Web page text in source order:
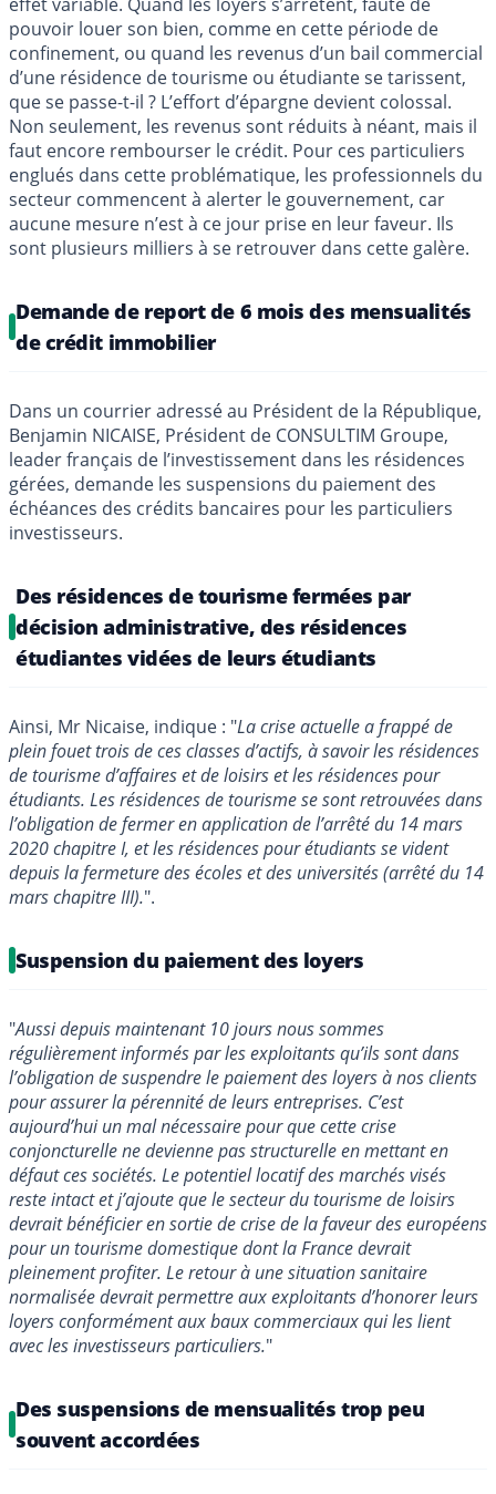
pouvoir louer son bien, comme en cette période de
confinement, ou quand les revenus d’un bail commercial
d’une résidence de tourisme ou étudiante se tarissent,
que se passe-t-il ? L’effort d’épargne devient colossal.
Non seulement, les revenus sont réduits à néant, mais il
faut encore rembourser le crédit. Pour ces particuliers
englués dans cette problématique, les professionnels du
secteur commencent à alerter le gouvernement, car
aucune mesure n’est à ce jour prise en leur faveur. Ils
sont plusieurs milliers à se retrouver dans cette galère.
Demande de report de 6 mois des mensualités
de crédit immobilier
Dans un courrier adressé au Président de la République,
Benjamin NICAISE, Président de CONSULTIM Groupe,
leader français de l’investissement dans les résidences
gérées, demande les suspensions du paiement des
échéances des crédits bancaires pour les particuliers
investisseurs.
Des résidences de tourisme fermées par
décision administrative, des résidences
étudiantes vidées de leurs étudiants
Ainsi, Mr Nicaise, indique : "La crise actuelle a frappé de
plein fouet trois de ces classes d’actifs, à savoir les résidences
de tourisme d’affaires et de loisirs et les résidences pour
étudiants. Les résidences de tourisme se sont retrouvées dans
l’obligation de fermer en application de l’arrêté du 14 mars
2020 chapitre I, et les résidences pour étudiants se vident
depuis la fermeture des écoles et des universités (arrêté du 14
mars chapitre III).".
Suspension du paiement des loyers
"Aussi depuis maintenant 10 jours nous sommes
régulièrement informés par les exploitants qu’ils sont dans
l’obligation de suspendre le paiement des loyers à nos clients
pour assurer la pérennité de leurs entreprises. C’est
aujourd’hui un mal nécessaire pour que cette crise
conjoncturelle ne devienne pas structurelle en mettant en
défaut ces sociétés. Le potentiel locatif des marchés visés
reste intact et j’ajoute que le secteur du tourisme de loisirs
devrait bénéficier en sortie de crise de la faveur des européens
pour un tourisme domestique dont la France devrait
pleinement profiter. Le retour à une situation sanitaire
normalisée devrait permettre aux exploitants d’honorer leurs
loyers conformément aux baux commerciaux qui les lient
avec les investisseurs particuliers."
Des suspensions de mensualités trop peu
souvent accordées